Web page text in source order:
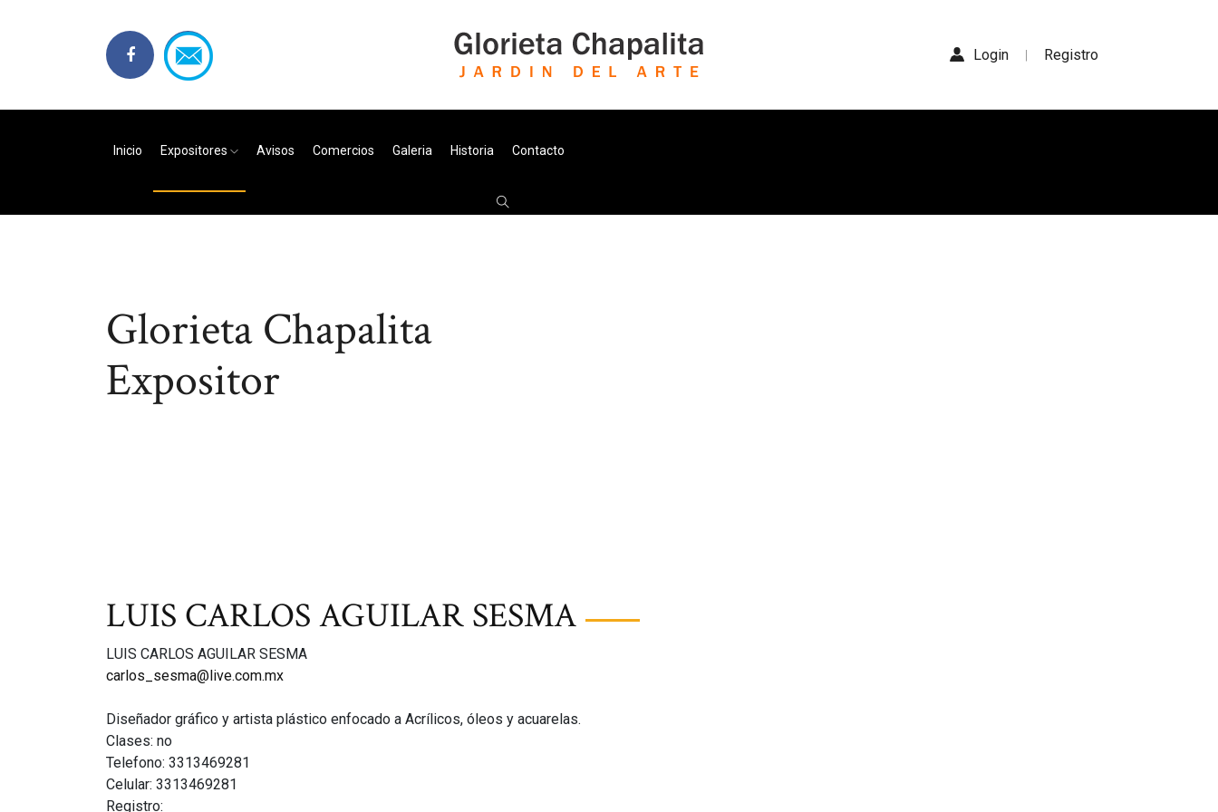
Login Registro
Inicio Expositores Avisos Comercios Galeria Historia Contacto
Glorieta Chapalita
Expositor
LUIS CARLOS AGUILAR SESMA
LUIS CARLOS AGUILAR SESMA
carlos_sesma@live.com.mx
Diseñador gráfico y artista plástico enfocado a Acrílicos, óleos y acuarelas.
Clases: no
Telefono: 3313469281
Celular: 3313469281
Registro: